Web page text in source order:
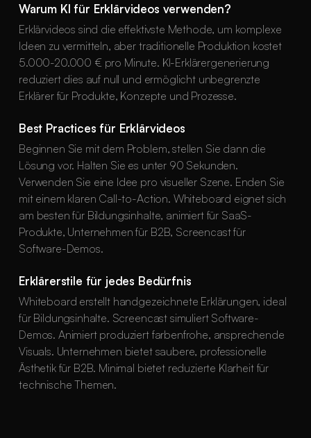
Warum KI für Erklärvideos verwenden?
Erklärvideos sind die effektivste Methode, um komplexe
Ideen zu vermitteln, aber traditionelle Produktion kostet
5.000-20.000 € pro Minute. KI-Erklärergenerierung
reduziert dies auf null und ermöglicht unbegrenzte
Erklärer für Produkte, Konzepte und Prozesse.
Best Practices für Erklärvideos
Beginnen Sie mit dem Problem, stellen Sie dann die
Lösung vor. Halten Sie es unter 90 Sekunden.
Verwenden Sie eine Idee pro visueller Szene. Enden Sie
mit einem klaren Call-to-Action. Whiteboard eignet sich
am besten für Bildungsinhalte, animiert für SaaS-
Produkte, Unternehmen für B2B, Screencast für
Software-Demos.
Erklärerstile für jedes Bedürfnis
Whiteboard erstellt handgezeichnete Erklärungen, ideal
für Bildungsinhalte. Screencast simuliert Software-
Demos. Animiert produziert farbenfrohe, ansprechende
Visuals. Unternehmen bietet saubere, professionelle
Ästhetik für B2B. Minimal bietet reduzierte Klarheit für
technische Themen.